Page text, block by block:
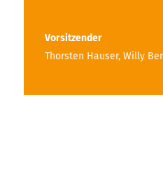
Vorsitzender
Thorsten Hauser, Willy